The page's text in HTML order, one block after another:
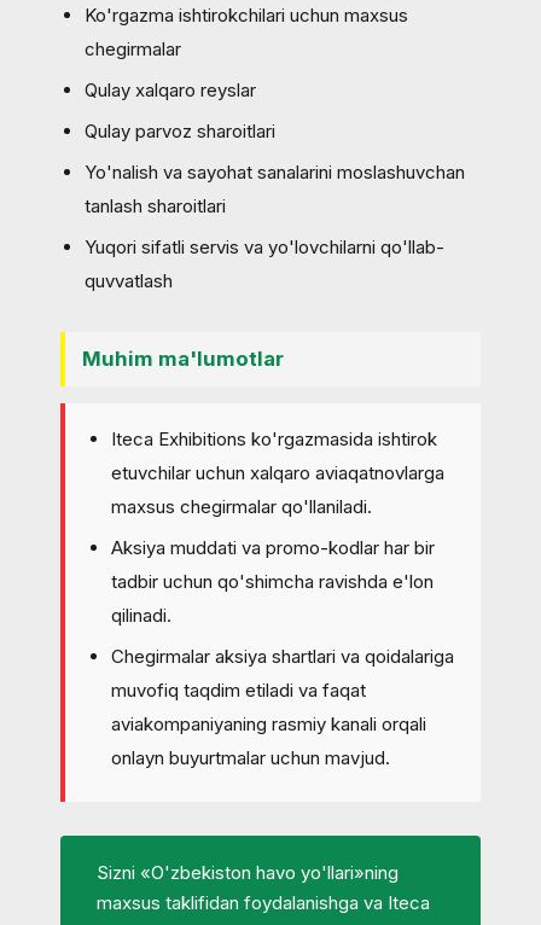
Ko'rgazma ishtirokchilari uchun maxsus
chegirmalar
Qulay xalqaro reyslar
Qulay parvoz sharoitlari
Yo'nalish va sayohat sanalarini moslashuvchan
tanlash sharoitlari
Yuqori sifatli servis va yo'lovchilarni qo'llab-
quvvatlash
Muhim ma'lumotlar
Iteca Exhibitions ko'rgazmasida ishtirok
etuvchilar uchun xalqaro aviaqatnovlarga
maxsus chegirmalar qo'llaniladi.
Aksiya muddati va promo-kodlar har bir
tadbir uchun qo'shimcha ravishda e'lon
qilinadi.
Chegirmalar aksiya shartlari va qoidalariga
muvofiq taqdim etiladi va faqat
aviakompaniyaning rasmiy kanali orqali
onlayn buyurtmalar uchun mavjud.
Sizni «O'zbekiston havo yo'llari»ning
maxsus taklifidan foydalanishga va Iteca